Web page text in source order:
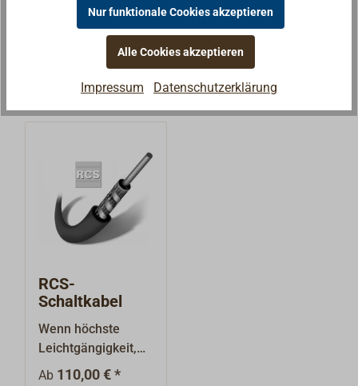
Bahntechnik.
RCS-
Schaltkabel
Wenn höchste
Leichtgängigkeit,
besonders kleine
Ab 110,00 € *
Nur funktionale Cookies akzeptieren
Alle Cookies akzeptieren
Impressum Datenschutzerklärung